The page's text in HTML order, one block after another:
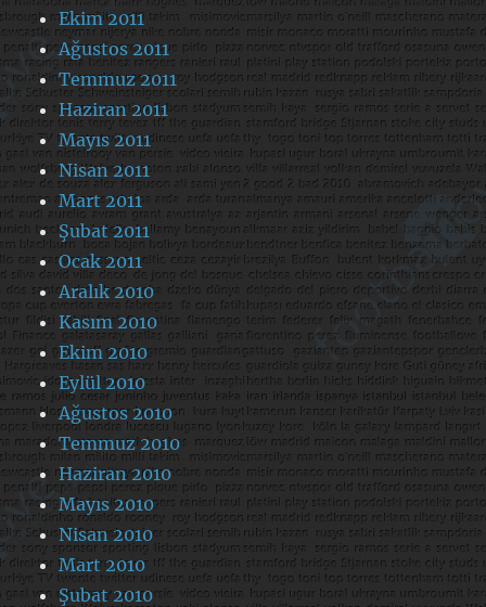
Ekim 2011
Ağustos 2011
Temmuz 2011
Haziran 2011
Mayıs 2011
Nisan 2011
Mart 2011
Şubat 2011
Ocak 2011
Aralık 2010
Kasım 2010
Ekim 2010
Eylül 2010
Ağustos 2010
Temmuz 2010
Haziran 2010
Mayıs 2010
Nisan 2010
Mart 2010
Şubat 2010